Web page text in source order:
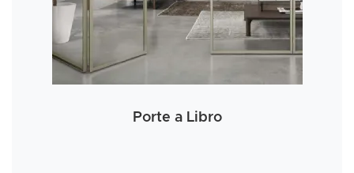
Porte a Libro